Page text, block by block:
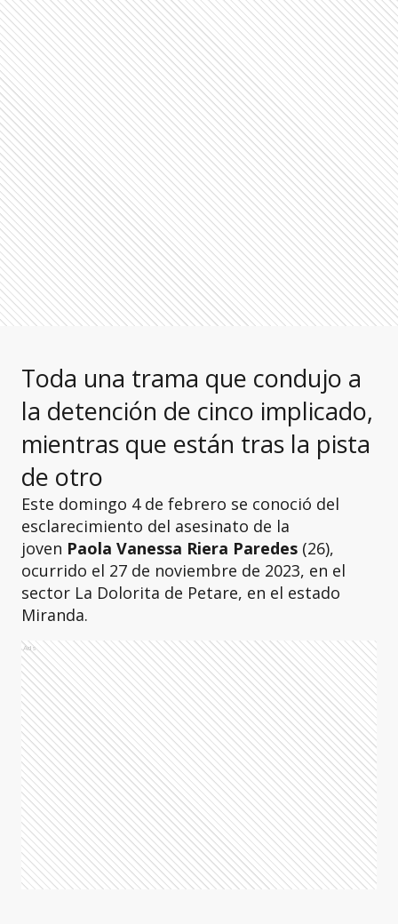
Toda una trama que condujo a
la detención de cinco implicado,
mientras que están tras la pista
de otro
Este domingo 4 de febrero se conoció del
esclarecimiento del asesinato de la
joven Paola Vanessa Riera Paredes (26),
ocurrido el 27 de noviembre de 2023, en el
sector La Dolorita de Petare, en el estado
Miranda.
Ads